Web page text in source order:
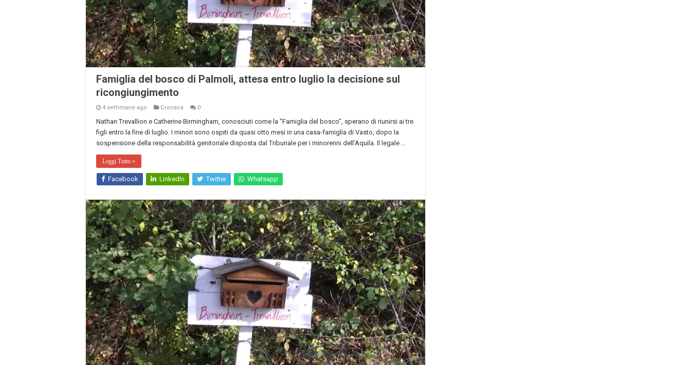
Famiglia del bosco di Palmoli, attesa entro luglio la decisione sul
ricongiungimento
4 settimane ago Cronaca 0
Nathan Trevallion e Catherine Birmingham, conosciuti come la “Famiglia del bosco”, sperano di riunirsi ai tre
figli entro la fine di luglio. I minori sono ospiti da quasi otto mesi in una casa-famiglia di Vasto, dopo la
sospensione della responsabilità genitoriale disposta dal Tribunale per i minorenni dell’Aquila. Il legale …
Leggi Tutto »
Facebook LinkedIn Twitter Whatsapp